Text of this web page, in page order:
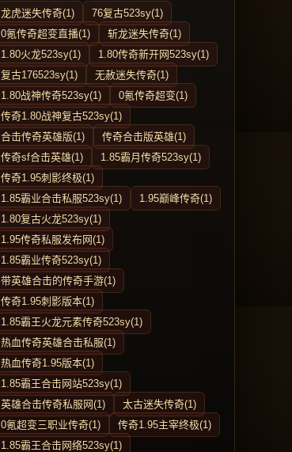
龙虎迷失传奇(1)
76复古523sy(1)
0氪传奇超变直播(1)
斩龙迷失传奇(1)
1.80火龙523sy(1)
1.80传奇新开网523sy(1)
复古176523sy(1)
无赦迷失传奇(1)
1.80战神传奇523sy(1)
0氪传奇超变(1)
传奇1.80战神复古523sy(1)
合击传奇英雄版(1)
传奇合击版英雄(1)
传奇sf合击英雄(1)
1.85霸月传奇523sy(1)
传奇1.95刺影终极(1)
1.85霸业合击私服523sy(1)
1.95巅峰传奇(1)
1.80复古火龙523sy(1)
1.95传奇私服发布网(1)
1.85霸业传奇523sy(1)
带英雄合击的传奇手游(1)
传奇1.95刺影版本(1)
1.85霸王火龙元素传奇523sy(1)
热血传奇英雄合击私服(1)
热血传奇1.95版本(1)
1.85霸王合击网站523sy(1)
英雄合击传奇私服网(1)
太古迷失传奇(1)
0氪超变三职业传奇(1)
传奇1.95主宰终极(1)
1.85霸王合击网络523sy(1)